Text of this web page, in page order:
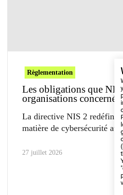
Règlementation
Les obligations que
organisations
La directive NIS 2 redéfinit
matière de cybersécurité au
27 juillet 2026